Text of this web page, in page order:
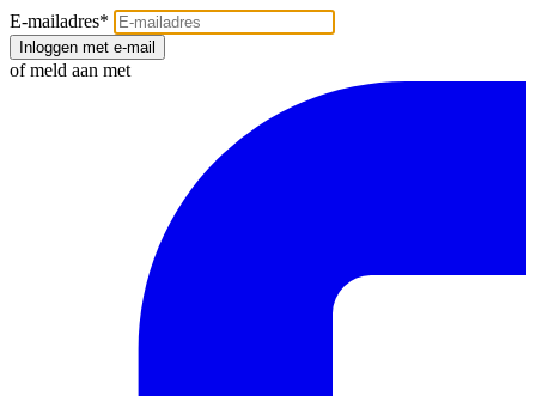
E-mailadres*
Inloggen met e-mail
of meld aan met